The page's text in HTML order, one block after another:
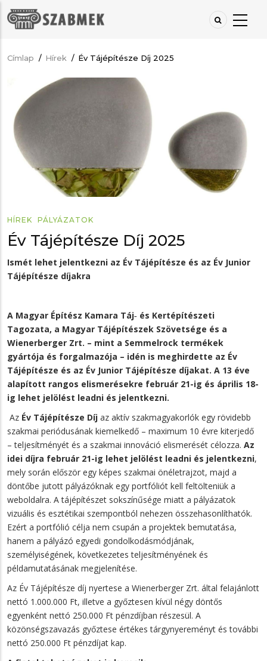
Ugrás
Morzsa
Címlap / Hírek / Év Tájépítésze Díj 2025
HÍREK PÁLYÁZATOK
Év Tájépítésze Díj 2025
Ismét lehet jelentkezni az Év Tájépítésze és az Év Junior
Tájépítésze díjakra
A Magyar Építész Kamara Táj‐ és Kertépítészeti
Tagozata, a Magyar Tájépítészek Szövetsége és a
Wienerberger Zrt. – mint a Semmelrock termékek
gyártója és forgalmazója – idén is meghirdette az Év
Tájépítésze és az Év Junior Tájépítésze díjakat. A 13 éve
alapított rangos elismerésekre február 21-ig és április 18-
ig lehet jelölést leadni és jelentkezni.
Az Év Tájépítésze Díj az aktív szakmagyakorlók egy rövidebb
szakmai periódusának kiemelkedő – maximum 10 évre kiterjedő
– teljesítményét és a szakmai innováció elismerését célozza. Az
idei díjra február 21-ig lehet jelölést leadni és jelentkezni,
mely során először egy képes szakmai önéletrajzot, majd a
döntőbe jutott pályázóknak egy portfóliót kell feltölteniük a
weboldalra. A tájépítészet sokszínűsége miatt a pályázatok
vizuális és esztétikai szempontból nehezen összehasonlíthatók.
Ezért a portfólió célja nem csupán a projektek bemutatása,
hanem a pályázó egyedi gondolkodásmódjának,
személyiségének, következetes teljesítményének és
példamutatásának megjelenítése.
Az Év Tájépítésze díj nyertese a Wienerberger Zrt. által felajánlott
nettó 1.000.000 Ft, illetve a győztesen kívül négy döntős
egyenként nettó 250.000 Ft pénzdíjban részesül. A
közönségszavazás győztese értékes tárgynyereményt és további
nettó 250.000 Ft pénzdíjat kap.